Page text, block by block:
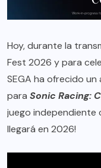
Hoy, durante la
Fest 2026 y para
SEGA ha ofrecido
para Sonic Racing:
juego independiente
llegará en 2026!